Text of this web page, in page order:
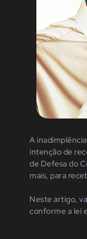
A
intenção de
de Defesa do
mais, para
Neste artigo,
conforme a lei